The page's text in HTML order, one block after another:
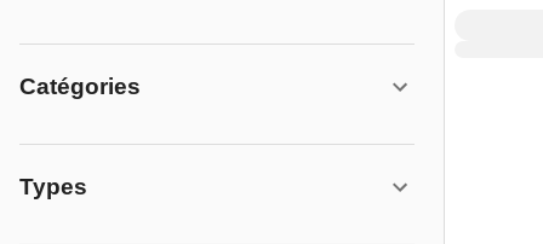
Catégories
Types